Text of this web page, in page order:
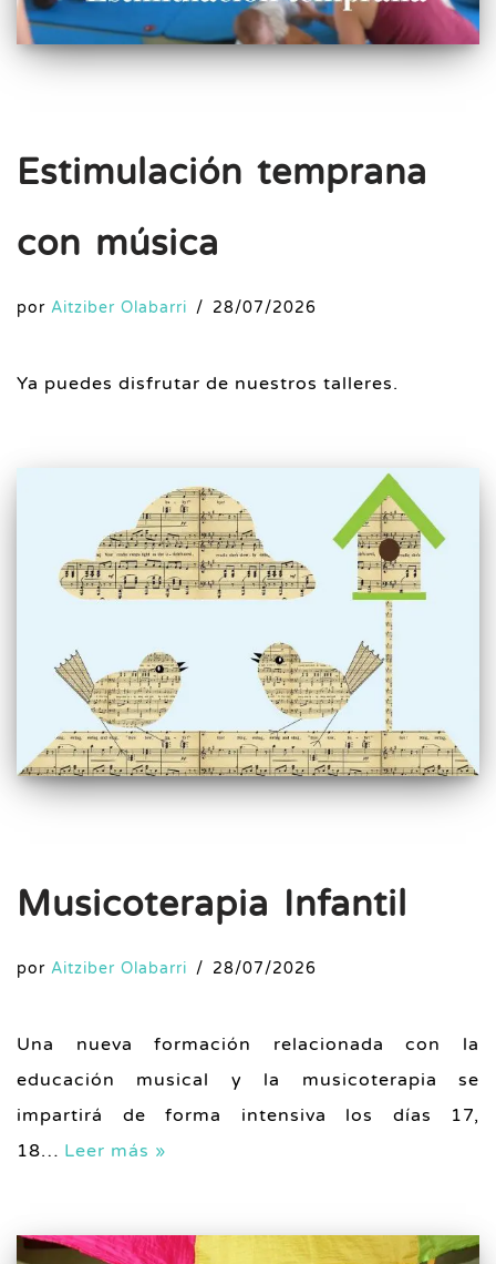
Estimulación temprana
con música
por Aitziber Olabarri 28/07/2026
Ya puedes disfrutar de nuestros talleres.
Musicoterapia Infantil
por Aitziber Olabarri 28/07/2026
Una nueva formación relacionada con la
educación musical y la musicoterapia se
impartirá de forma intensiva los días 17,
18… Leer más »